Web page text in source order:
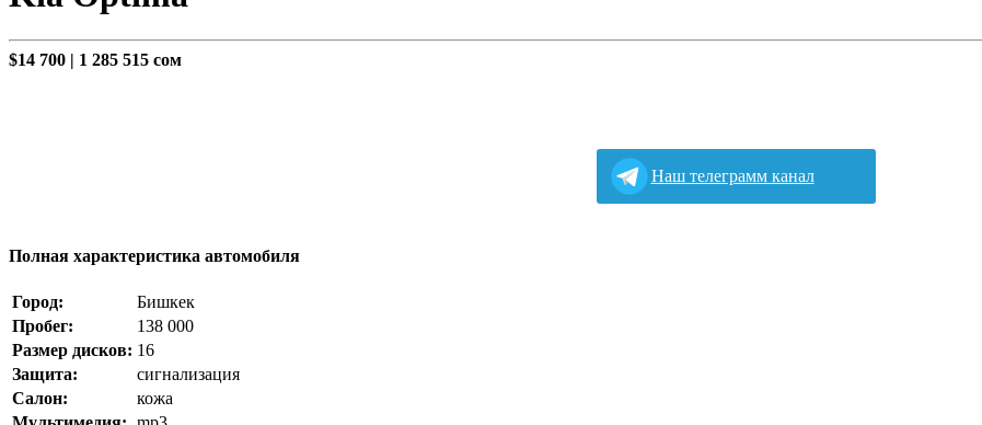
$14 700 | 1 285 515 сом
Наш телеграмм канал
Полная характеристика автомобиля
Город:
Бишкек
Пробег:
138 000
Размер дисков: 16
Защита:
сигнализация
Салон:
кожа